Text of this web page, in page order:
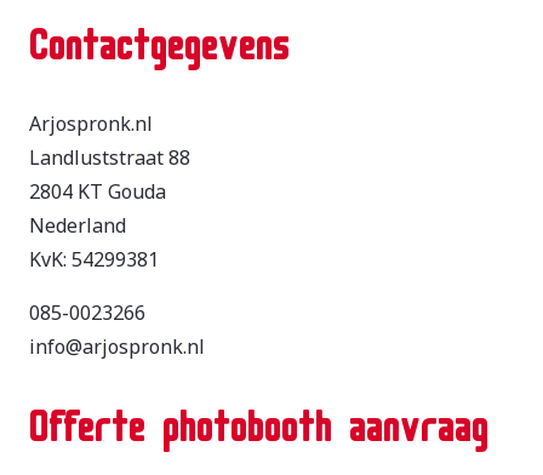
Contactgegevens
Arjospronk.nl
Landluststraat 88
2804 KT Gouda
Nederland
KvK: 54299381
085-0023266
info@arjospronk.nl
Offerte photobooth aanvraag